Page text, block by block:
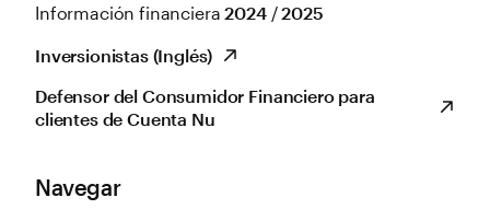
Información financiera2024/2025
Inversionistas (Inglés)
Defensor del Consumidor Financiero para
clientes de Cuenta Nu
Navegar